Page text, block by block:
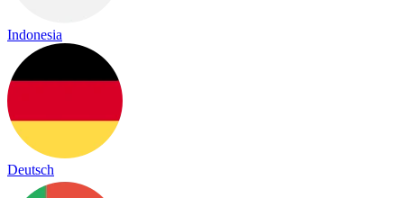
Indonesia
Deutsch